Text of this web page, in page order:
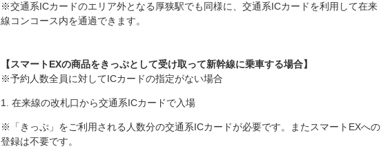
※交通系ICカードのエリア外となる厚狭駅でも同様に、交通系ICカードを利用して在来
線コンコース内を通過できます。
【スマートEXの商品をきっぷとして受け取って新幹線に乗車する場合】
※予約人数全員に対してICカードの指定がない場合
1. 在来線の改札口から交通系ICカードで入場
※「きっぷ」をご利用される人数分の交通系ICカードが必要です。またスマートEXへの
登録は不要です。